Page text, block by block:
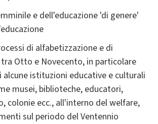
e dell'educazione 'di genere'
di alfabetizzazione e di
Otto e Novecento, in particolare
alcune istituzioni educative e culturali
musei, biblioteche, educatori,
colonie ecc., all'interno del welfare,
sul periodo del Ventennio